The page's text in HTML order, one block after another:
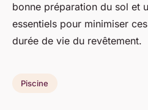
bonne préparation du sol et
essentiels pour minimiser
durée de vie du revêtement.
Piscine